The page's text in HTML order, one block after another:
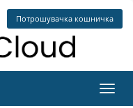
Потрошувачка кошничка